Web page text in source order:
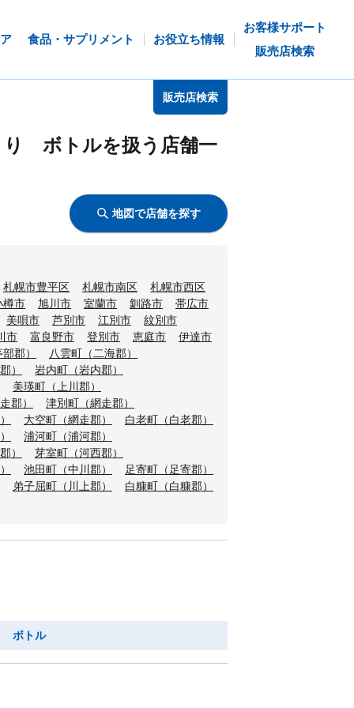
食品・サプリメント お役立ち情報
お客様サポート
販売店検索
販売店検索
ボトルを扱う店舗一
地図で店舗を探す
札幌市豊平区 札幌市南区
札幌市西区
樽市 旭川市 室蘭市 釧路市
帯広市
美唄市 芦別市 江別市
紋別市
市 富良野市 登別市 恵庭市
伊達市
郡）
八雲町（二海郡）
）
岩内町（岩内郡）
美瑛町（上川郡）
郡）
津別町（網走郡）
大空町（網走郡）
白老町（白老郡）
浦河町（浦河郡）
）
芽室町（河西郡）
池田町（中川郡）
足寄町（足寄郡）
弟子屈町（川上郡）
白糠町（白糠郡）
ボトル